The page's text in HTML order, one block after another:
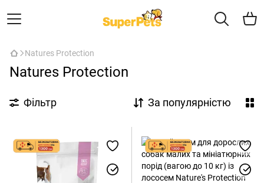
Natures Protection
Natures Protection
Фільтр За популярністю